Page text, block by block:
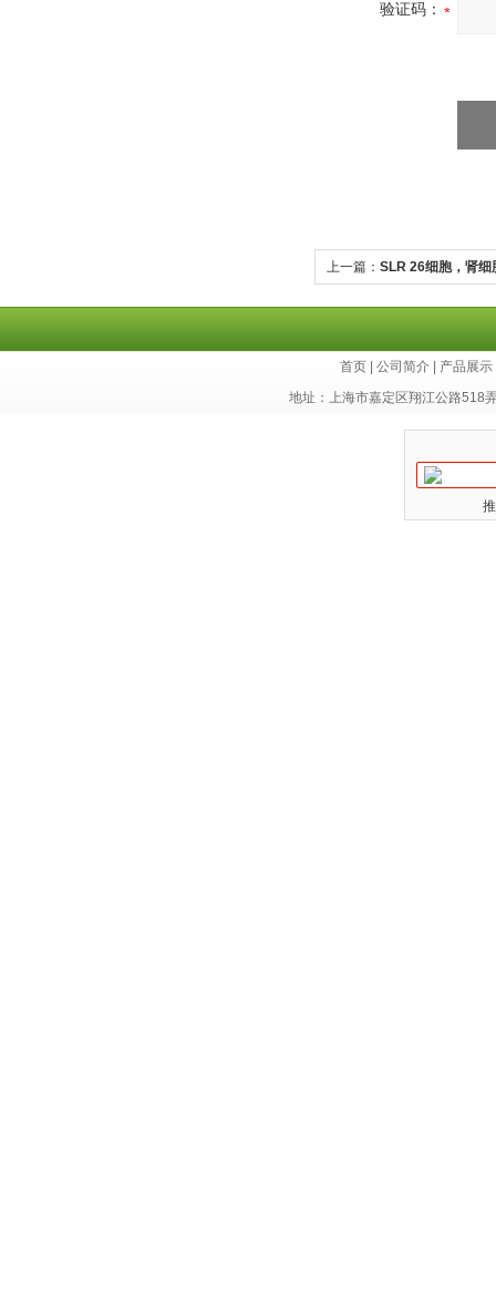
验证码：
上一篇： SLR 26细胞，肾细
首页 公司简介 产品展示
地址：上海市嘉定区翔江公路518